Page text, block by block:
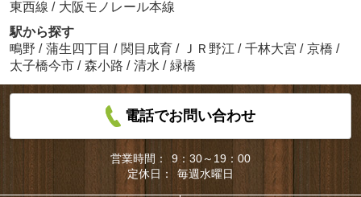
東西線 / 大阪モノレール本線
駅から探す
鴫野 / 蒲生四丁目 / 関目成育 / ＪＲ野江 / 千林大宮 / 京橋 /
太子橋今市 / 森小路 / 清水 / 緑橋
電話でお問い合わせ
営業時間：
9：30～19：00
定休日：
毎週水曜日